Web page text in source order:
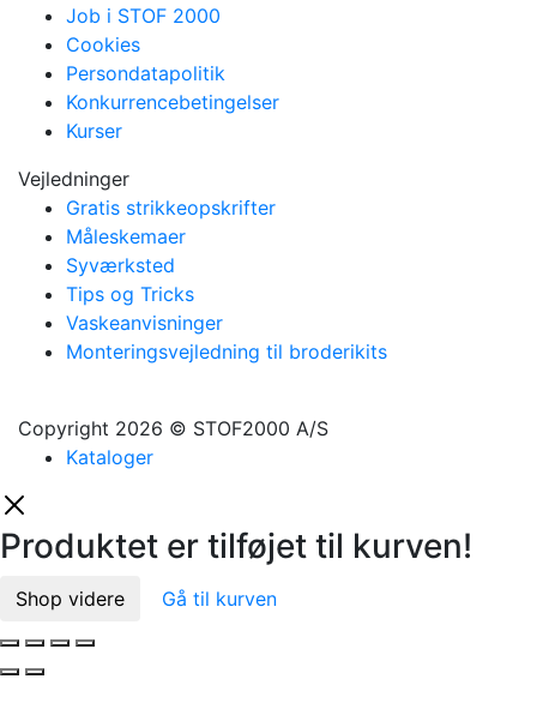
Job i STOF 2000
Cookies
Persondatapolitik
Konkurrencebetingelser
Kurser
Vejledninger
Gratis strikkeopskrifter
Måleskemaer
Syværksted
Tips og Tricks
Vaskeanvisninger
Monteringsvejledning til broderikits
Copyright 2026 © STOF2000 A/S
Kataloger
Produktet er tilføjet til kurven!
Shop videre Gå til kurven